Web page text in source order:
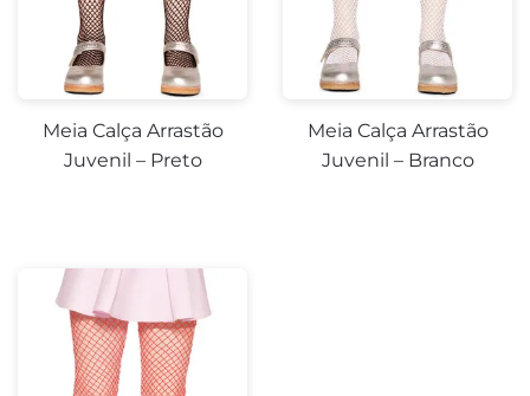
Meia Calça Arrastão
Juvenil – Preto
Meia Calça Arrastão
Juvenil – Branco